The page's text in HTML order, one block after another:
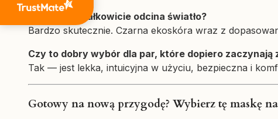
Czy maska całkowicie odcina światło?
Bardzo skutecznie. Czarna ekoskóra wraz z
Czy to dobry wybór dla par, które dopiero zaczynają
Tak — jest lekka, intuicyjna w użyciu, bezpieczna i
Gotowy na nową przygodę? Wybierz tę maskę